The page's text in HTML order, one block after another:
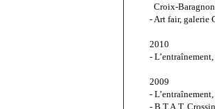
Croix-
- Art fair, galerie
2010
-
2009
-
- B.T.A.T.